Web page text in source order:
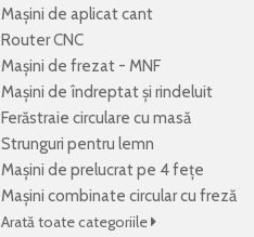
Mașini de aplicat cant
Router CNC
Mașini de frezat - MNF
Mașini de îndreptat și rindeluit
Ferăstraie circulare cu masă
Strunguri pentru lemn
Mașini de prelucrat pe 4 fețe
Mașini combinate circular cu freză
Arată toate categoriile